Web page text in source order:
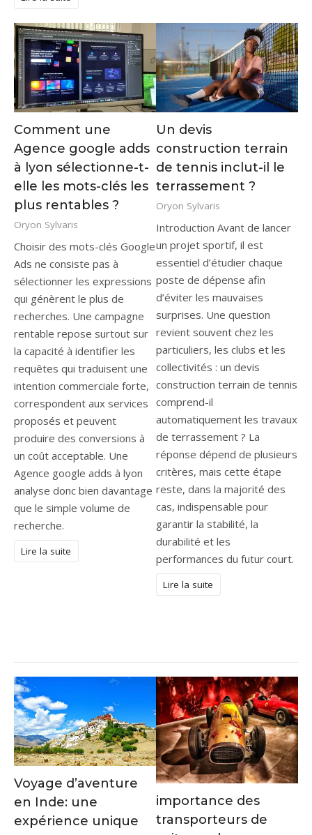
Comment une
Agence google adds
à lyon sélectionne-t-
elle les mots-clés les
plus rentables ?
Oryon Sylvaris
Choisir des mots-clés Google
Ads ne consiste pas à
sélectionner les expressions
qui génèrent le plus de
recherches. Une campagne
rentable repose surtout sur
la capacité à identifier les
requêtes qui traduisent une
intention commerciale forte,
correspondent aux services
proposés et peuvent
produire des conversions à
un coût acceptable. Une
Agence google adds à lyon
analyse donc bien davantage
que le simple volume de
recherche.
Lire la suite
Un devis
construction terrain
de tennis inclut-il le
terrassement ?
Oryon Sylvaris
Introduction Avant de lancer
un projet sportif, il est
essentiel d’étudier chaque
poste de dépense afin
d’éviter les mauvaises
surprises. Une question
revient souvent chez les
particuliers, les clubs et les
collectivités : un devis
construction terrain de tennis
comprend-il
automatiquement les travaux
de terrassement ? La
réponse dépend de plusieurs
critères, mais cette étape
reste, dans la majorité des
cas, indispensable pour
garantir la stabilité, la
durabilité et les
performances du futur court.
Lire la suite
Voyage d’aventure
en Inde: une
expérience unique
importance des
transporteurs de